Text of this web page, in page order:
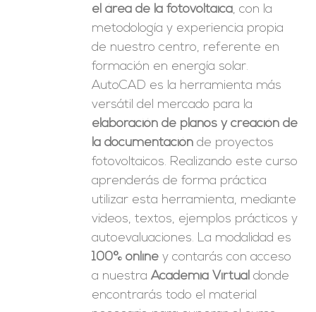
el área de la fotovoltaica, con la
metodología y experiencia propia
de nuestro centro, referente en
formación en energía solar.
AutoCAD es la herramienta más
versátil del mercado para la
elaboración de planos y creación de
la documentación de proyectos
fotovoltaicos. Realizando este curso
aprenderás de forma práctica
utilizar esta herramienta, mediante
videos, textos, ejemplos prácticos y
autoevaluaciones. La modalidad es
100% online y contarás con acceso
a nuestraAcademia Virtual donde
encontrarás todo el material